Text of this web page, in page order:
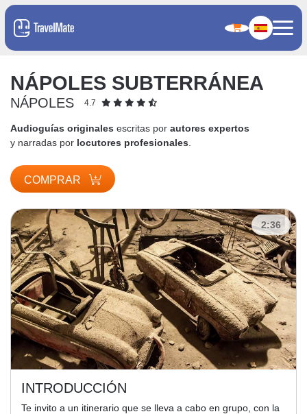
NÁPOLES SUBTERRÁNEA
NÁPOLES 4.7
Audioguías originales escritas por autores expertos
y narradas por locutores profesionales
COMPRAR
2:36
INTRODUCCIÓN
Te invito a un itinerario que se lleva a cabo en grupo, con la